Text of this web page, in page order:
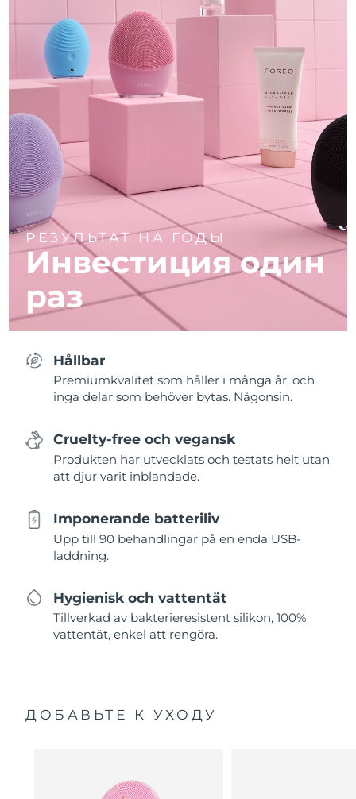
РЕЗУЛЬТАТ НА ГОДЫ
Инвестиция один
раз
Hållbar
Premiumkvalitet som håller i många år, och
inga delar som behöver bytas. Någonsin.
Cruelty-free och vegansk
Produkten har utvecklats och testats helt utan
att djur varit inblandade.
Imponerande batteriliv
Upp till 90 behandlingar på en enda USB-
laddning.
Hygienisk och vattentät
Tillverkad av bakterieresistent silikon, 100%
vattentät, enkel att rengöra.
ДОБАВЬТЕ К УХОДУ